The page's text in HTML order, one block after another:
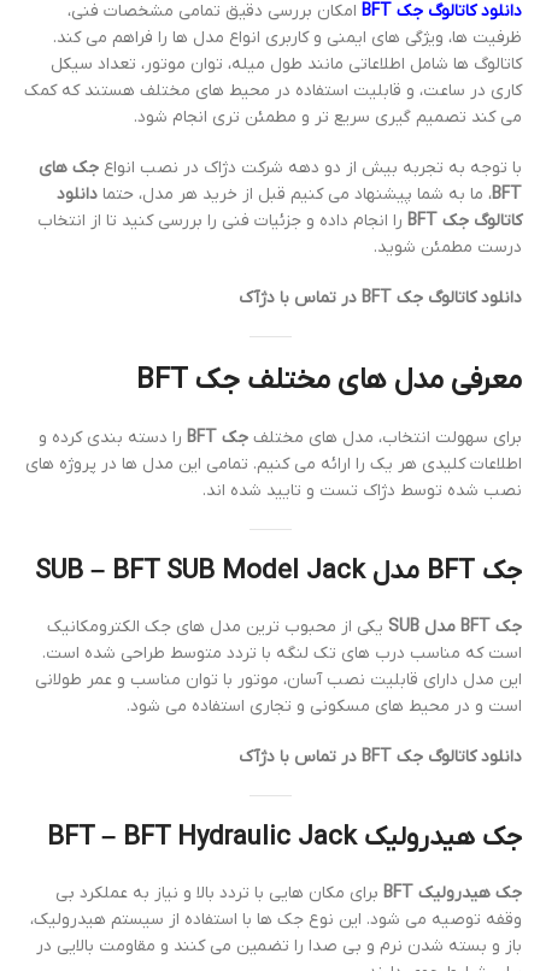
دانلود کاتالوگ جک BFT
امکان بررسی دقیق تمامی مشخصات فنی،
ظرفیت ها، ویژگی های ایمنی و کاربری انواع مدل ها را فراهم می کند.
کاتالوگ ها شامل اطلاعاتی مانند طول میله، توان موتور، تعداد سیکل
کاری در ساعت، و قابلیت استفاده در محیط های مختلف هستند که کمک
می کند تصمیم گیری سریع تر و مطمئن تری انجام شود.
با توجه به تجربه بیش از دو دهه شرکت دژاک در نصب انواع جک های
BFT، ما به شما پیشنهاد می کنیم قبل از خرید هر مدل، حتما دانلود
کاتالوگ جک BFT
را انجام داده و جزئیات فنی را بررسی کنید تا از انتخاب
درست مطمئن شوید.
دانلود کاتالوگ جک BFT در تماس با دژآک
معرفی مدل های مختلف جک BFT
برای سهولت انتخاب، مدل های مختلف جک BFT
را دسته بندی کرده و
اطلاعات کلیدی هر یک را ارائه می کنیم. تمامی این مدل ها در پروژه های
نصب شده توسط دژاک تست و تایید شده اند.
جک BFT مدل SUB – BFT SUB Model Jack
جک BFT مدل SUB
یکی از محبوب ترین مدل های جک الکترومکانیک
است که مناسب درب های تک لنگه با تردد متوسط طراحی شده است.
این مدل دارای قابلیت نصب آسان، موتور با توان مناسب و عمر طولانی
است و در محیط های مسکونی و تجاری استفاده می شود.
دانلود کاتالوگ جک BFT در تماس با دژآک
جک هیدرولیک BFT – BFT Hydraulic Jack
جک هیدرولیک BFT
برای مکان هایی با تردد بالا و نیاز به عملکرد بی
وقفه توصیه می شود. این نوع جک ها با استفاده از سیستم هیدرولیک،
باز و بسته شدن نرم و بی صدا را تضمین می کنند و مقاومت بالایی در